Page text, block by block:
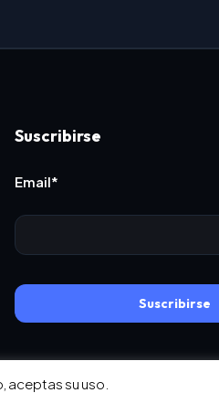
Suscribirse
Email*
Suscribirse
aceptas su uso.